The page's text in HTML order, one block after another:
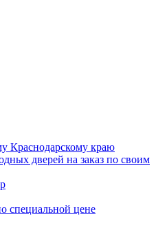
Краснодарскому краю
дверей на заказ по своим
специальной цене